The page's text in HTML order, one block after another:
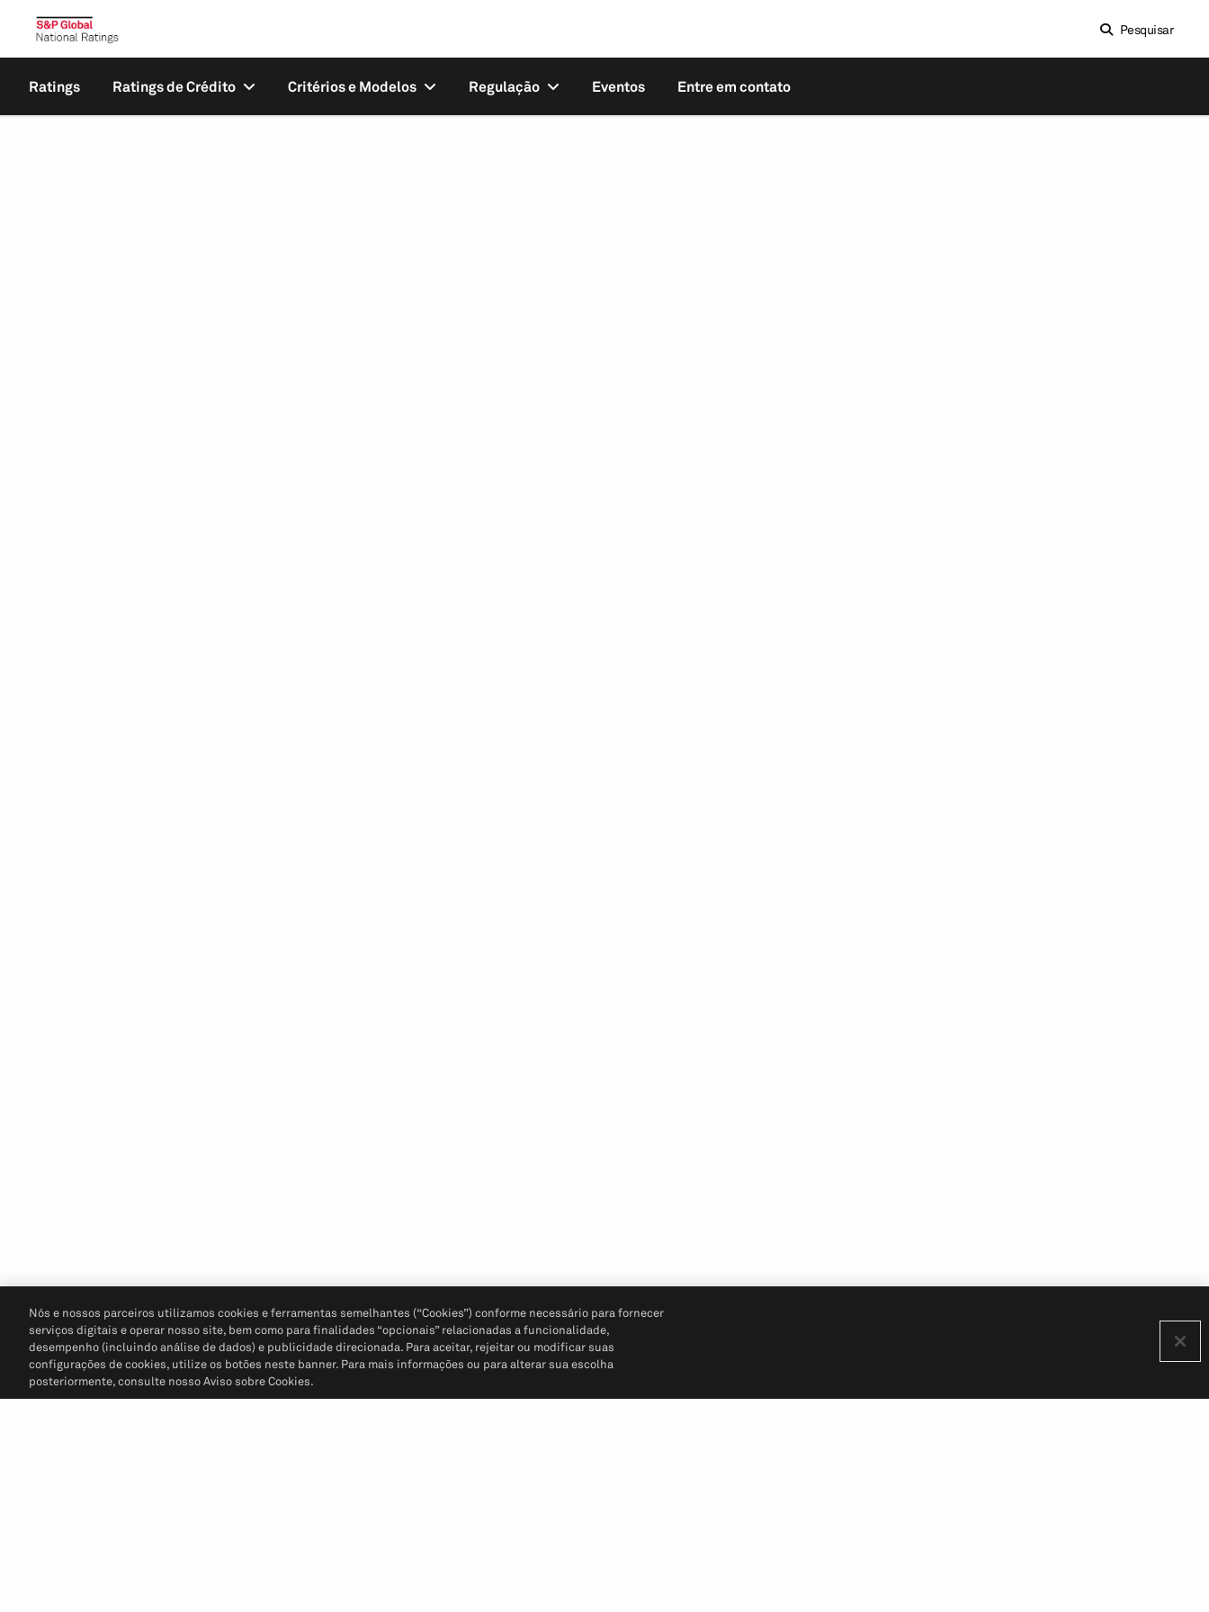
Pesquisar
Ratings Ratings de Crédito Critérios e Modelos Regulação Eventos Entre em contato
Nós e nossos parceiros utilizamos cookies e ferramentas semelhantes (“Cookies”) conforme necessário para fornecer
serviços digitais e operar nosso site, bem como para finalidades “opcionais” relacionadas a funcionalidade,
desempenho (incluindo análise de dados) e publicidade direcionada. Para aceitar, rejeitar ou modificar suas
configurações de cookies, utilize os botões neste banner. Para mais informações ou para alterar sua escolha
posteriormente, consulte nosso Aviso sobre Cookies.